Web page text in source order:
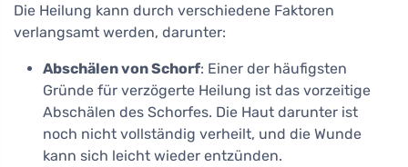
Die Heilung kann durch verschiedene Faktoren
verlangsamt werden, darunter:
Abschälen von Schorf: Einer der häufigsten
Gründe für verzögerte Heilung ist das vorzeitige
Abschälen des Schorfes. Die Haut darunter ist
noch nicht vollständig verheilt, und die Wunde
kann sich leicht wieder entzünden.